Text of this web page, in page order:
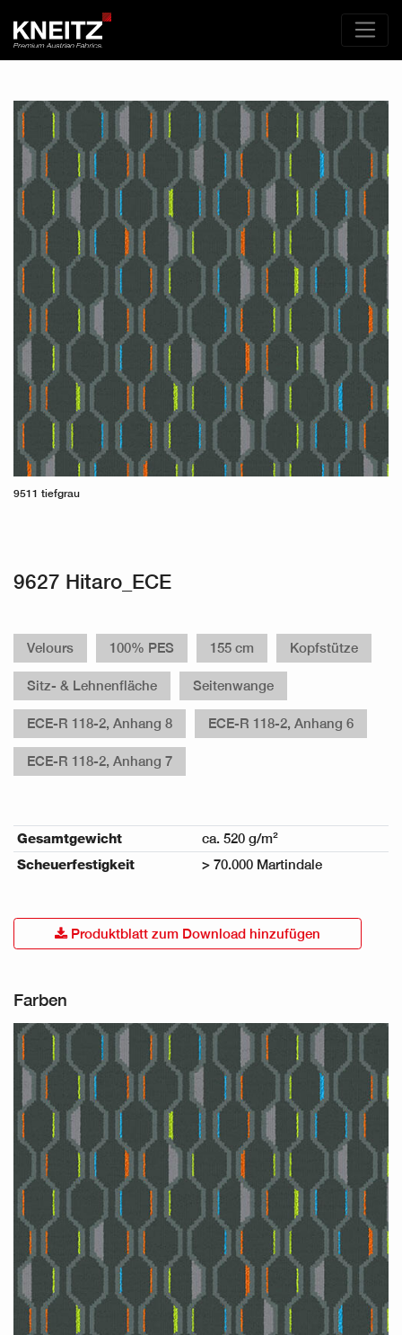
9511 tiefgrau
9627 Hitaro_ECE
Velours 100% PES 155 cm Kopfstütze
Sitz- & Lehnenfläche Seitenwange
ECE-R 118-2, Anhang 8 ECE-R 118-2, Anhang 6
ECE-R 118-2, Anhang 7
Gesamtgewicht
ca. 520 g/m²
Scheuerfestigkeit
> 70.000 Martindale
Produktblatt zum Download hinzufügen
Farben